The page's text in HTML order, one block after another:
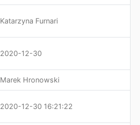
Katarzyna Furnari
2020-12-30
Marek Hronowski
2020-12-30 16:21:22